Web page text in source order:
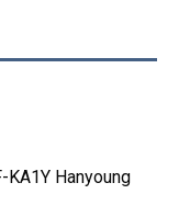
KA1Y Hanyoung